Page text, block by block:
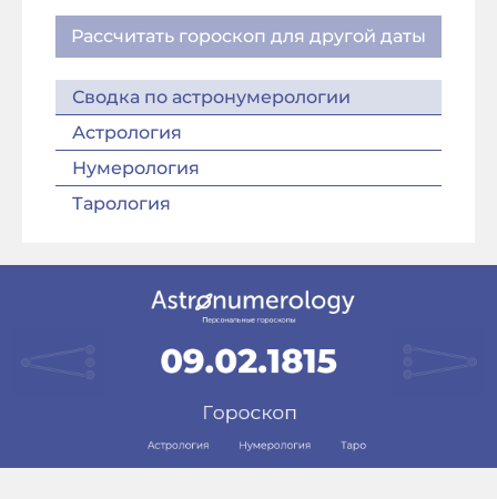
Рассчитать гороскоп для другой даты
Сводка по астронумерологии
Астрология
Нумерология
Тарология